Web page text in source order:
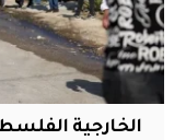
الخارجية